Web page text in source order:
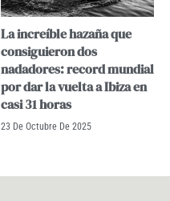
La increíble hazaña que
consiguieron dos
nadadores: record mundial
por dar la vuelta a Ibiza en
casi 31 horas
23 De Octubre De 2025